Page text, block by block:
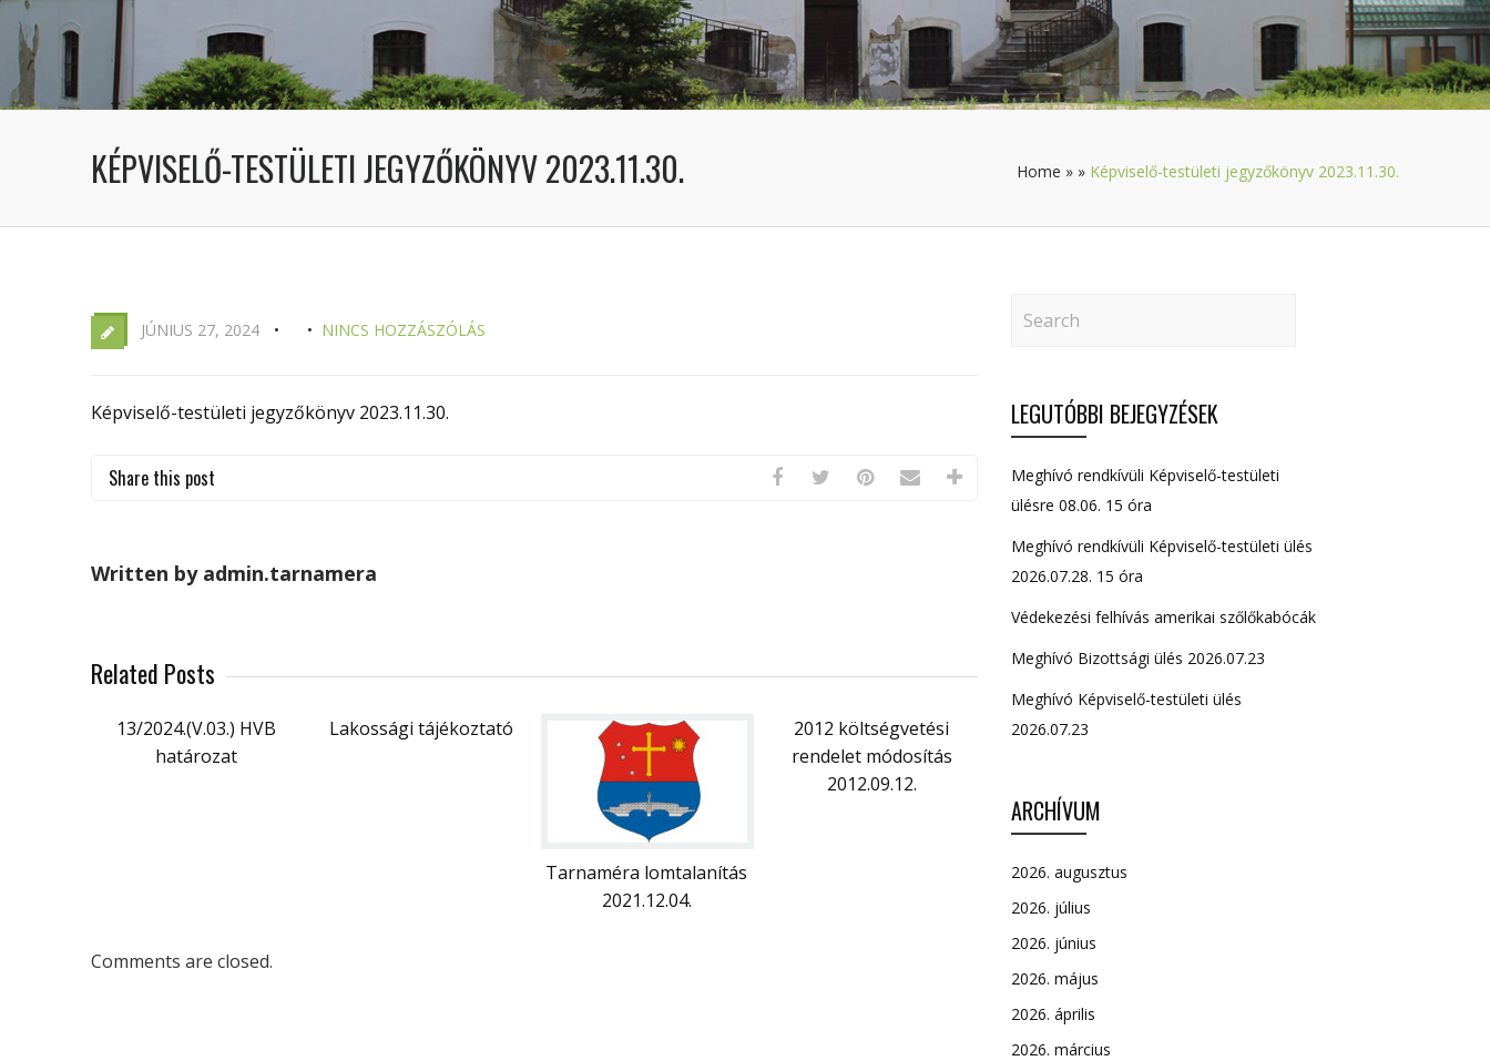
KÉPVISELŐ-TESTÜLETI JEGYZŐKÖNYV 2023.11.30. Home » » Képviselő-testületi jegyzőkönyv 2023.11.30.
JÚNIUS 27, 2024 NINCS HOZZÁSZÓLÁS
Képviselő-testületi jegyzőkönyv 2023.11.30.
Share this post
Written by admin.tarnamera
Related Posts
13/2024.(V.03.) HVB
határozat
Lakossági tájékoztató
Tarnaméra lomtalanítás
2021.12.04.
2012 költségvetési
rendelet módosítás
2012.09.12.
Comments are closed.
LEGUTÓBBI BEJEGYZÉSEK
Meghívó rendkívüli Képviselő-testületi
ülésre 08.06. 15 óra
Meghívó rendkívüli Képviselő-testületi ülés
2026.07.28. 15 óra
Védekezési felhívás amerikai szőlőkabócák
Meghívó Bizottsági ülés 2026.07.23
Meghívó Képviselő-testületi ülés
2026.07.23
ARCHÍVUM
2026. augusztus
2026. július
2026. június
2026. május
2026. április
2026. március